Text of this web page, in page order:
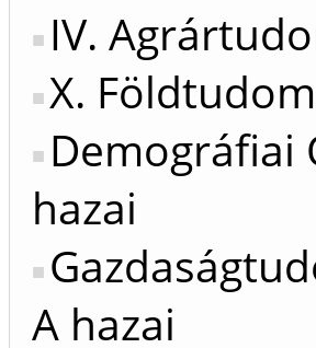
IV.
X.
Demográfiai
hazai
A hazai